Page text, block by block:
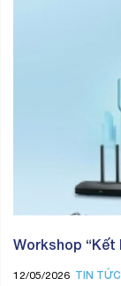
Workshop “Kết
12/05/2026 TIN TỨC